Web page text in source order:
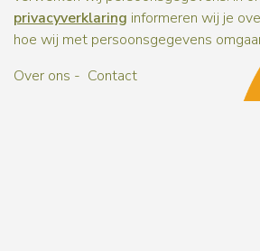
privacyverklaring informeren wij je
hoe wij met persoonsgegevens
Over ons
Contact